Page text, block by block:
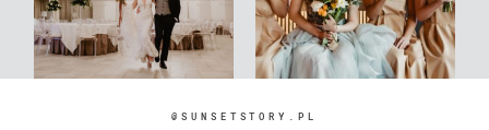
@SUNSETSTORY.PL